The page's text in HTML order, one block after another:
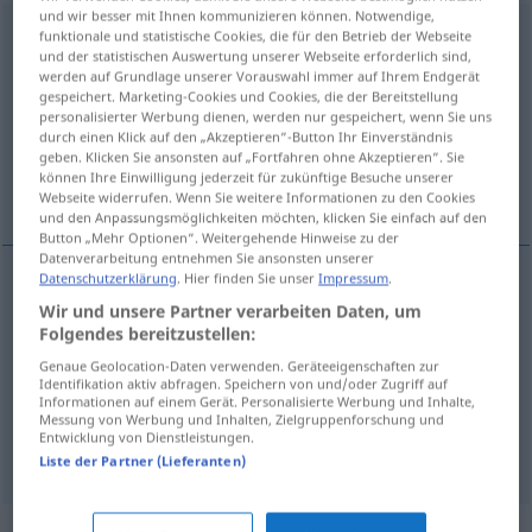
wuchten UMG
Übersicht aller Übersetzungen
(Für mehr Details die Übersetzung anklicken/antippen)
levantar com grande esforço, bater com toda
a força
levantarcom grandeesforço wuchten(≈ heben)
batercom todaa força wuchten(≈ schlagen)
und wir besser mit Ihnen kommunizieren können. Notwendige,
funktionale und statistische Cookies, die für den Betrieb der Webseite
und der statistischen Auswertung unserer Webseite erforderlich sind,
werden auf Grundlage unserer Vorauswahl immer auf Ihrem Endgerät
gespeichert. Marketing-Cookies und Cookies, die der Bereitstellung
personalisierter Werbung dienen, werden nur gespeichert, wenn Sie uns
durch einen Klick auf den „Akzeptieren“-Button Ihr Einverständnis
geben. Klicken Sie ansonsten auf „Fortfahren ohne Akzeptieren“. Sie
können Ihre Einwilligung jederzeit für zukünftige Besuche unserer
Webseite widerrufen. Wenn Sie weitere Informationen zu den Cookies
und den Anpassungsmöglichkeiten möchten, klicken Sie einfach auf den
Button „Mehr Optionen“. Weitergehende Hinweise zu der
Datenverarbeitung entnehmen Sie ansonsten unserer
Datenschutzerklärung . Hier finden Sie unserImpressum
Wir und unsere Partner verarbeiten Daten, um
Folgendes bereitzustellen:
Genaue Geolocation-Daten verwenden. Geräteeigenschaften zur
Identifikation aktiv abfragen. Speichern von und/oder Zugriff auf
Informationen auf einem Gerät. Personalisierte Werbung und Inhalte,
Messung von Werbung und Inhalten, Zielgruppenforschung und
Entwicklung von Dienstleistungen.
Liste der Partner (Lieferanten)